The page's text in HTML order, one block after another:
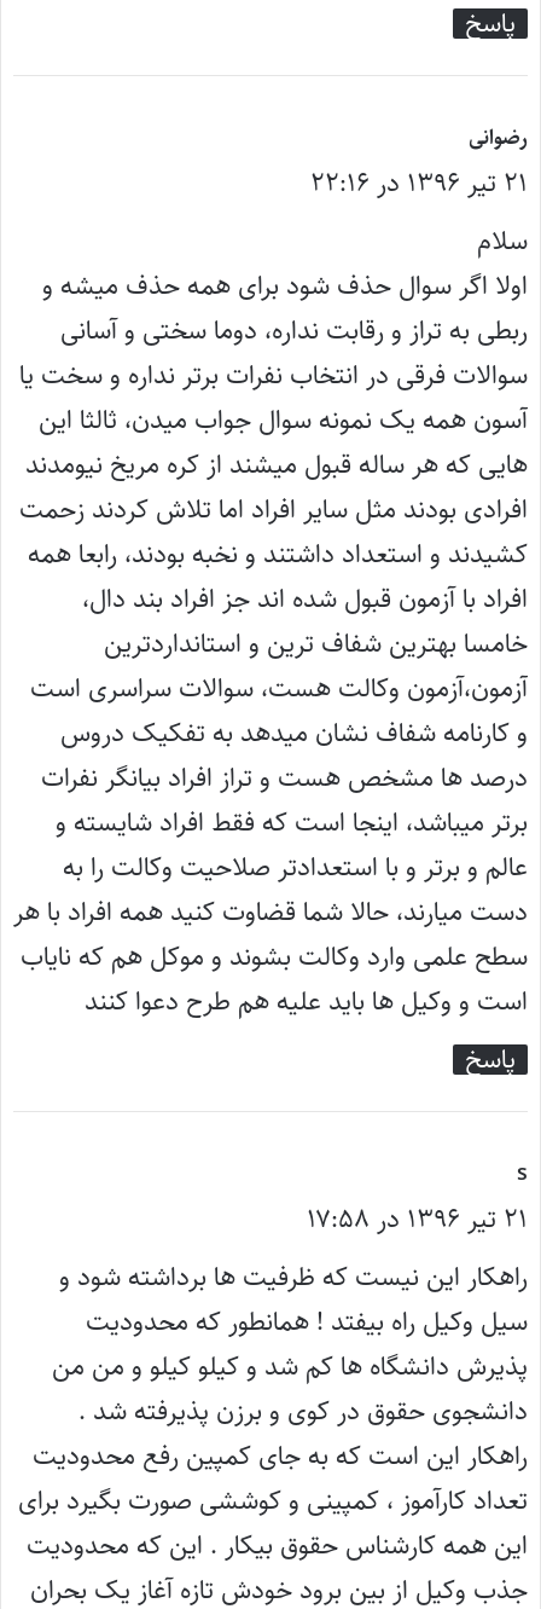
پاسخ
رضوانی
ف
:
۲۱ تیر ۱۳۹۶ در ۲۲:۱۶
سلام
اولا اگر سوال حذف شود برای همه حذف میشه و
ربطی به تراز و رقابت نداره، دوما سختی و آسانی
سوالات فرقی در انتخاب نفرات برتر نداره و سخت یا
آسون همه یک نمونه سوال جواب میدن، ثالثا این
هایی که هر ساله قبول میشند از کره مریخ نیومدند
افرادی بودند مثل سایر افراد اما تلاش کردند زحمت
کشیدند و استعداد داشتند و نخبه بودند، رابعا همه
افراد با آزمون قبول شده اند جز افراد بند دال،
خامسا بهترین شفاف ترین و استانداردترین
آزمون،آزمون وکالت هست، سوالات سراسری است
و کارنامه شفاف نشان میدهد به تفکیک دروس
درصد ها مشخص هست و تراز افراد بیانگر نفرات
برتر میباشد، اینجا است که فقط افراد شایسته و
عالم و برتر و با استعدادتر صلاحیت وکالت را به
دست میارند، حالا شما قضاوت کنید همه افراد با هر
سطح علمی وارد وکالت بشوند و موکل هم که نایاب
است و وکیل ها باید علیه هم طرح دعوا کنند
پاسخ
s
ف
ت
:
۲۱ تیر ۱۳۹۶ در ۱۷:۵۸
راهکار این نیست که ظرفیت ها برداشته شود و
سیل وکیل راه بیفتد ! همانطور که محدودیت
پذیرش دانشگاه ها کم شد و کیلو کیلو و من من
دانشجوی حقوق در کوی و برزن پذیرفته شد .
راهکار این است که به جای کمپین رفع محدودیت
تعداد کارآموز ، کمپینی و کوششی صورت بگیرد برای
این همه کارشناس حقوق بیکار . این که محدودیت
جذب وکیل از بین برود خودش تازه آغاز یک بحران